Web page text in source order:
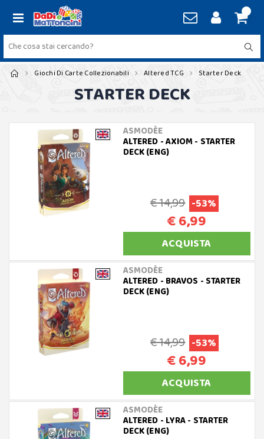
Giochi Di Carte Collezionabili Altered TCG Starter Deck
STARTER DECK
ASMODÈE
ALTERED - AXIOM - STARTER
DECK (ENG)
€ 14,99 -53%
€ 6,99
ACQUISTA
ASMODÈE
ALTERED - BRAVOS - STARTER
DECK (ENG)
€ 14,99 -53%
€ 6,99
ACQUISTA
ASMODÈE
ALTERED - LYRA - STARTER
DECK (ENG)